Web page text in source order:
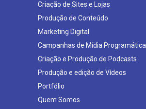
Criação de Sites e Lojas
Produção de Conteúdo
Marketing Digital
Campanhas de Mídia Programática
Criação e Produção de Podcasts
Produção e edição de Vídeos
Portfólio
Quem Somos